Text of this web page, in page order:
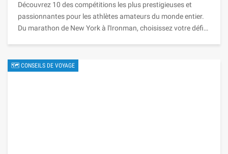
Découvrez 10 des compétitions les plus prestigieuses et
passionnantes pour les athlètes amateurs du monde entier.
Du marathon de New York à l'Ironman, choisissez votre défi…
🗺 CONSEILS DE VOYAGE